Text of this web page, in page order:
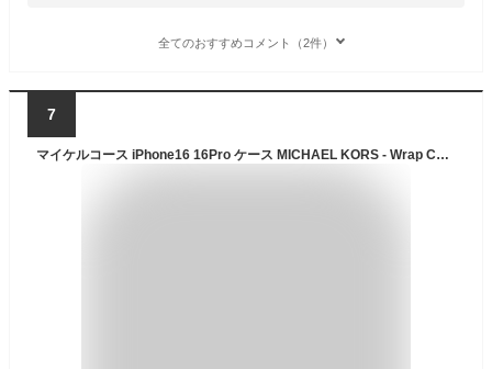
全てのおすすめコメント（2件）
7
マイケルコース iPhone16 16Pro ケース MICHAEL KORS - Wrap Case Pocket with Strap スマホケース ブランド カバー iPhone アイフォン 大人 女性 レディース